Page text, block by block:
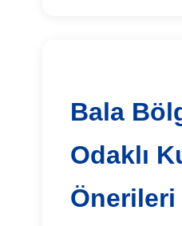
Bala
Odaklı
Önerileri